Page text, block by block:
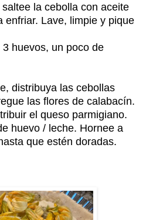
la cebolla con aceite
enfriar. Lave, limpie y pique
huevos, un poco de
distribuya las cebollas
las flores de calabacín.
el queso parmigiano.
huevo / leche. Hornee a
que estén doradas.